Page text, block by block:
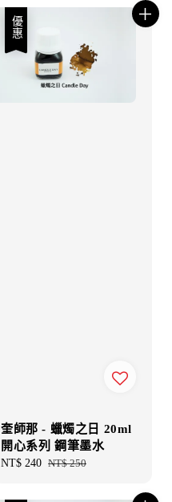
優惠
奎師那 - 蠟燭之日 20ml
開心系列 鋼筆墨水
Sale
NT$ 240 Regular
NT$ 250